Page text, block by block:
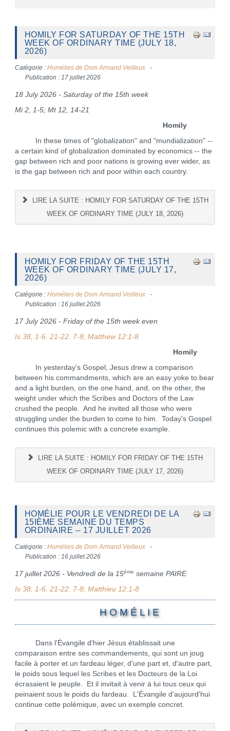
HOMILY FOR SATURDAY OF THE 15TH
WEEK OF ORDINARY TIME (JULY 18,
2026)
Catégorie : Homélies de Dom Armand Veilleux
Publication : 17 juillet 2026
18 July 2026 - Saturday of the 15th week
Mi 2, 1-5; Mt 12, 14-21
Homily
In these times of "globalization" and "mundialization" --
a certain kind of globalization dominated by economics -- the
gap between rich and poor nations is growing ever wider, as
is the gap between rich and poor within each country.
LIRE LA SUITE : HOMILY FOR SATURDAY OF THE 15TH
WEEK OF ORDINARY TIME (JULY 18, 2026)
HOMILY FOR FRIDAY OF THE 15TH
WEEK OF ORDINARY TIME (JULY 17,
2026)
Catégorie : Homélies de Dom Armand Veilleux
Publication : 16 juillet 2026
17 July 2026 - Friday of the 15th week even
Is 38, 1-6. 21-22. 7-8; Matthew 12:1-8
Homily
In yesterday's Gospel, Jesus drew a comparison
between his commandments, which are an easy yoke to bear
and a light burden, on the one hand, and, on the other, the
weight under which the Scribes and Doctors of the Law
crushed the people. And he invited all those who were
struggling under the burden to come to him. Today's Gospel
continues this polemic with a concrete example.
LIRE LA SUITE : HOMILY FOR FRIDAY OF THE 15TH
WEEK OF ORDINARY TIME (JULY 17, 2026)
HOMÉLIE POUR LE VENDREDI DE LA
15IÈME SEMAINE DU TEMPS
ORDINAIRE -- 17 JUILLET 2026
Catégorie : Homélies de Dom Armand Veilleux
Publication : 16 juillet 2026
17 juillet 2026 - Vendredi de la 15ème semaine PAIRE
Is 38, 1-6. 21-22. 7-8; Matthieu 12:1-8
H O M É L I E
Dans l'Évangile d'hier Jésus établissait une
comparaison entre ses commandements, qui sont un joug
facile à porter et un fardeau léger, d'une part et, d'autre part,
le poids sous lequel les Scribes et les Docteurs de la Loi
écrasaient le peuple. Et il invitait à venir à lui tous ceux qui
peinaient sous le poids du fardeau. L'Évangile d'aujourd'hui
continue cette polémique, avec un exemple concret.